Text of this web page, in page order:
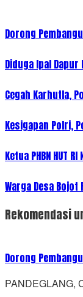
Dorong
Diduga Ipal Dapur
Cegah Karhutla,
Kesigapan Polri,
Ketua PHBN HUT
Warga Desa Bojot
Rekomendasi
Dorong
PANDEGLANG,